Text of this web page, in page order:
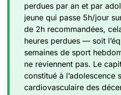
perdues par an et par
jeune qui passe 5h/jour
de 2h recommandées,
heures perdues — soit
semaines de sport
ne reviennent pas. Le
constitué à l’adolescence
cardiovasculaire des